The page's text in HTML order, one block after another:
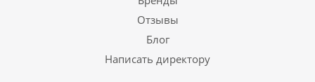
Отзывы
Блог
Написать директору